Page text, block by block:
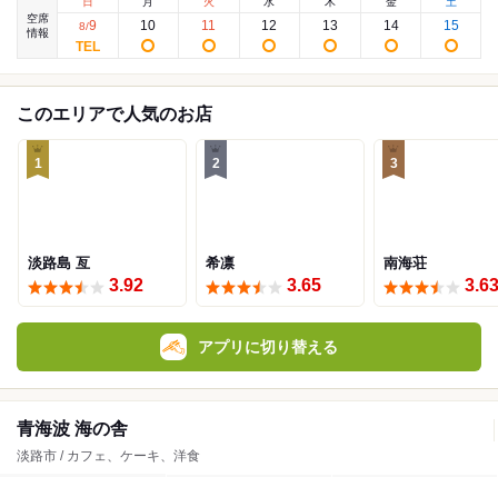
空席
情報
8/9 10 11 12 13 14 15
このエリアで人気のお店
1
淡路島 亙
3.92
2
希凛
3.65
3
南海荘
3.63
アプリに切り替える
青海波 海の舎
淡路市 / カフェ、ケーキ、洋食